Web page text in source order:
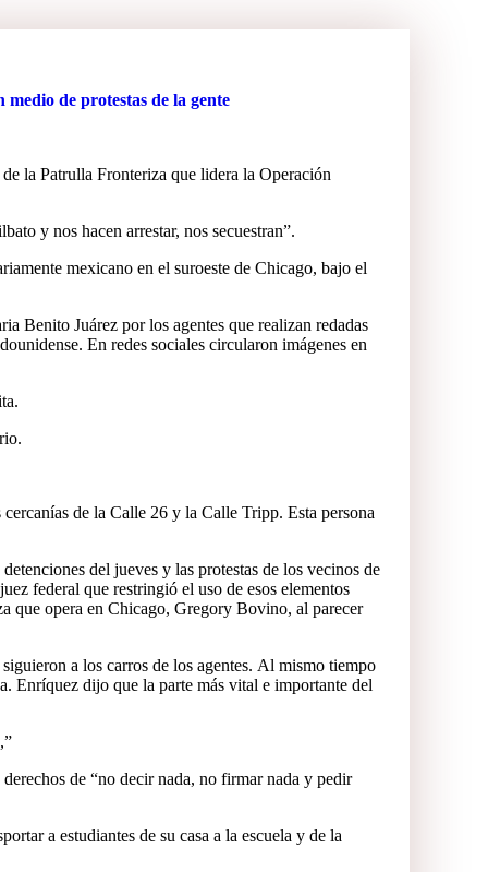
medio de protestas de la gente
la Patrulla Fronteriza que lidera la Operación
y nos hacen arrestar, nos secuestran”.
mexicano en el suroeste de Chicago, bajo el
Benito Juárez por los agentes que realizan redadas
En redes sociales circularon imágenes en
de la Calle 26 y la Calle Tripp. Esta persona
del jueves y las protestas de los vecinos de
federal que restringió el uso de esos elementos
que opera en Chicago, Gregory Bovino, al parecer
a los carros de los agentes. Al mismo tiempo
Enríquez dijo que la parte más vital e importante del
de “no decir nada, no firmar nada y pedir
a estudiantes de su casa a la escuela y de la